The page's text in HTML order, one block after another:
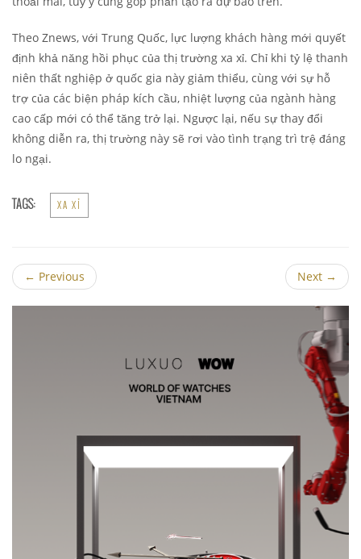
Theo Znews, với Trung Quốc, lực lượng khách hàng mới quyết
định khả năng hồi phục của thị trường xa xỉ. Chỉ khi tỷ lệ thanh
niên thất nghiệp ở quốc gia này giảm thiểu, cùng với sự hỗ
trợ của các biện pháp kích cầu, nhiệt lượng của ngành hàng
cao cấp mới có thể tăng trở lại. Ngược lại, nếu sự thay đổi
không diễn ra, thị trường này sẽ rơi vào tình trạng trì trệ đáng
lo ngại.
TAGS: XA XỈ
← Previous Next →